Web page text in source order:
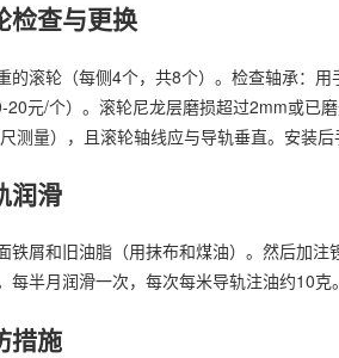
检查与更换
的滚轮（每侧4个，共8个）。检查轴承：
20元/个）。滚轮尼龙层磨损超过2mm或已
测量），且滚轮轴线应与导轨垂直。安装后
润滑
铁屑和旧油脂（用抹布和煤油）。然后加
每半月润滑一次，每次每米导轨注油约10
措施